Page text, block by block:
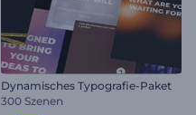
Dynamisches Typografie-Paket
300 Szenen